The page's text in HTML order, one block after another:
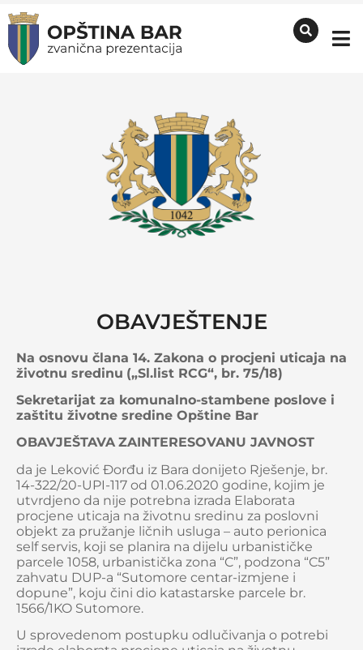
OBAVJEŠTENJE
Na osnovu člana 14. Zakona o procjeni uticaja na
životnu sredinu („Sl.list RCG“, br. 75/18)
Sekretarijat za komunalno-stambene poslove i
zaštitu životne sredine Opštine Bar
OBAVJEŠTAVA ZAINTERESOVANU JAVNOST
da je Leković Đorđu iz Bara donijeto Rješenje, br.
14-322/20-UPI-117 od 01.06.2020 godine, kojim je
utvrdjeno da nije potrebna izrada Elaborata
procjene uticaja na životnu sredinu za poslovni
objekt za pružanje ličnih usluga – auto perionica
self servis, koji se planira na dijelu urbanističke
parcele 1058, urbanistička zona “C”, podzona “C5”
zahvatu DUP-a “Sutomore centar-izmjene i
dopune”, koju čini dio katastarske parcele br.
1566/1KO Sutomore.
U sprovedenom postupku odlučivanja o potrebi